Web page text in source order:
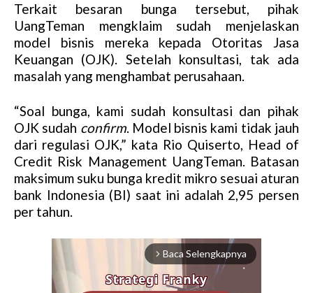
Terkait besaran bunga tersebut, pihak
UangTeman mengklaim sudah menjelaskan
model bisnis mereka kepada Otoritas Jasa
Keuangan (OJK). Setelah konsultasi, tak ada
masalah yang menghambat perusahaan.
“Soal bunga, kami sudah konsultasi dan pihak
OJK sudah confirm. Model bisnis kami tidak jauh
dari regulasi OJK,” kata Rio Quiserto, Head of
Credit Risk Management UangTeman. Batasan
maksimum suku bunga kredit mikro sesuai aturan
bank Indonesia (BI) saat ini adalah 2,95 persen
per tahun.
arrow_forward_ios Baca Selengkapnya